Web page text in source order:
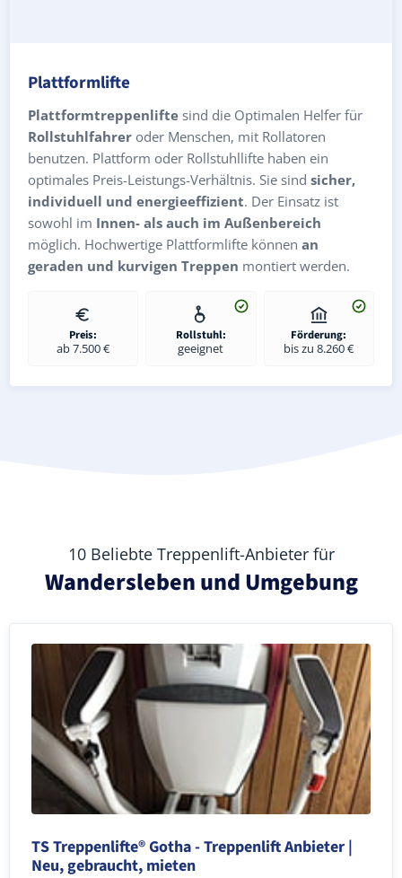
Plattformlifte
Plattformtreppenlifte sind die Optimalen Helfer für
Rollstuhlfahrer oder Menschen, mit Rollatoren
benutzen. Plattform oder Rollstuhllifte haben ein
optimales Preis-Leistungs-Verhältnis. Sie sind sicher,
individuell und energieeffizient. Der Einsatz ist
sowohl im Innen- als auch im Außenbereich
möglich. Hochwertige Plattformlifte können an
geraden und kurvigen Treppen montiert werden.
Preis:
ab 7.500 €
Rollstuhl:
geeignet
Förderung:
bis zu 8.260 €
10 Beliebte Treppenlift-Anbieter für
Wandersleben und Umgebung
TS Treppenlifte® Gotha - Treppenlift Anbieter |
Neu, gebraucht, mieten